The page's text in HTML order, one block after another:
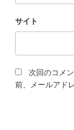
サイト
次回のコメ
前、メールアド